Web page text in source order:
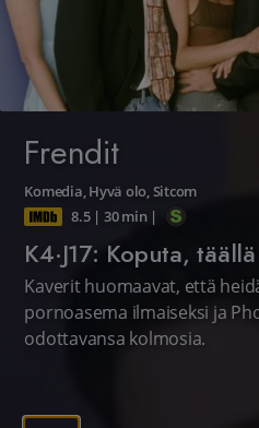
Frendit
Komedia,Hyvä olo,Sitcom
8.5| 30 min|
K4·J17: Koputa,
Kaverit huomaavat, että
pornoasema ilmaiseksi ja
odottavansa kolmosia.